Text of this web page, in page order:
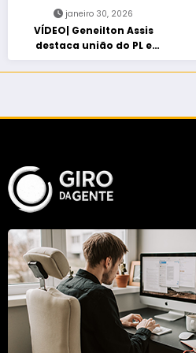
janeiro 30, 2026
VÍDEO| Geneilton Assis
destaca união do PL e
consolidação de apoio a
Maycon Tombini em Jataí